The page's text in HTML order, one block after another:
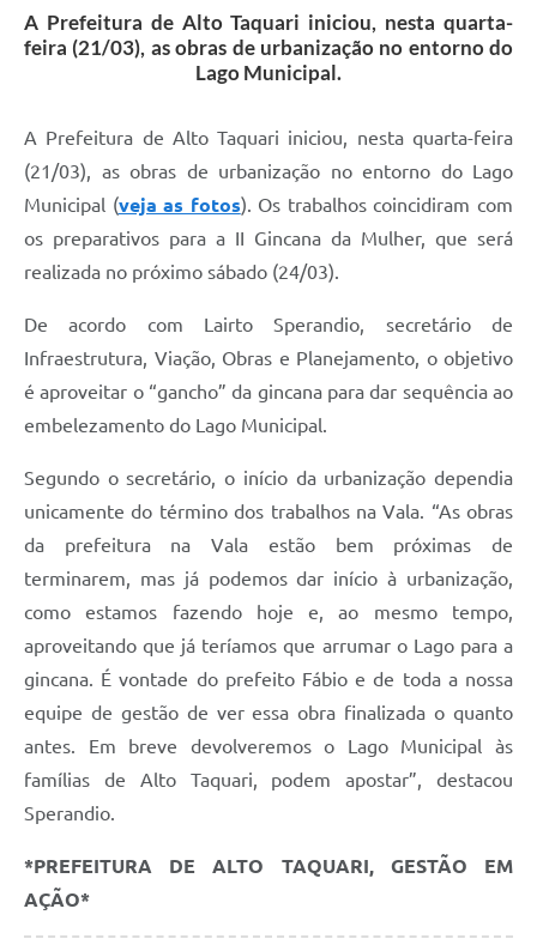
A Prefeitura de Alto Taquari iniciou, nesta quarta-
feira (21/03), as obras de urbanização no entorno do
Lago Municipal.
A Prefeitura de Alto Taquari iniciou, nesta quarta-feira
(21/03), as obras de urbanização no entorno do Lago
Municipal (veja as fotos). Os trabalhos coincidiram com
os preparativos para a II Gincana da Mulher, que será
realizada no próximo sábado (24/03).
De acordo com Lairto Sperandio, secretário de
Infraestrutura, Viação, Obras e Planejamento, o objetivo
é aproveitar o “gancho” da gincana para dar sequência ao
embelezamento do Lago Municipal.
Segundo o secretário, o início da urbanização dependia
unicamente do término dos trabalhos na Vala. “As obras
da prefeitura na Vala estão bem próximas de
terminarem, mas já podemos dar início à urbanização,
como estamos fazendo hoje e, ao mesmo tempo,
aproveitando que já teríamos que arrumar o Lago para a
gincana. É vontade do prefeito Fábio e de toda a nossa
equipe de gestão de ver essa obra finalizada o quanto
antes. Em breve devolveremos o Lago Municipal às
famílias de Alto Taquari, podem apostar”, destacou
Sperandio.
*PREFEITURA DE ALTO TAQUARI, GESTÃO EM
AÇÃO*